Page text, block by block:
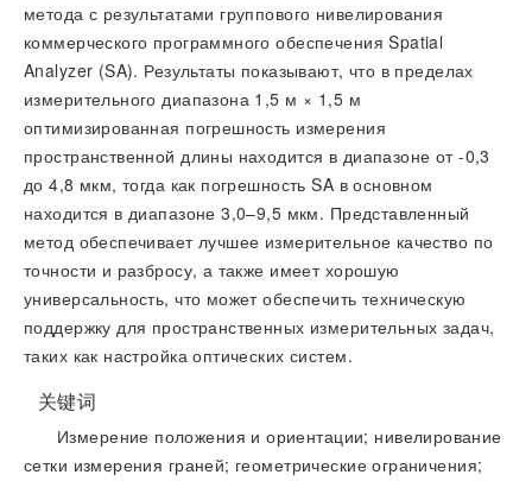
метода с результатами группового нивелирования
коммерческого программного обеспечения Spatial
Analyzer (SA). Результаты показывают, что в пределах
измерительного диапазона 1,5 м × 1,5 м
оптимизированная погрешность измерения
пространственной длины находится в диапазоне от -0,3
до 4,8 мкм, тогда как погрешность SA в основном
находится в диапазоне 3,0–9,5 мкм. Представленный
метод обеспечивает лучшее измерительное качество по
точности и разбросу, а также имеет хорошую
универсальность, что может обеспечить техническую
поддержку для пространственных измерительных задач,
таких как настройка оптических систем.
关键词
Измерение положения и ориентации; нивелирование
сетки измерения граней; геометрические ограничения;